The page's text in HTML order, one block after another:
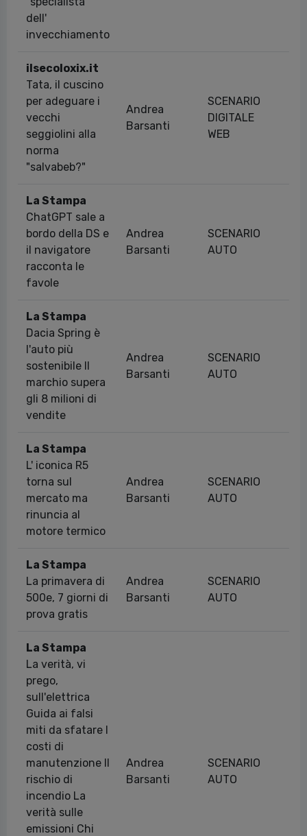
dell'
invecchiamento
ilsecoloxix.it
Tata, il cuscino
per adeguare i
vecchi
seggiolini alla
norma
"salvabeb?"
Andrea
Barsanti
SCENARIO
DIGITALE
WEB
La Stampa
ChatGPT sale a
bordo della DS e
il navigatore
racconta le
favole
Andrea
Barsanti
SCENARIO
AUTO
La Stampa
Dacia Spring è
l'auto più
sostenibile Il
marchio supera
gli 8 milioni di
vendite
Andrea
Barsanti
SCENARIO
AUTO
La Stampa
L' iconica R5
torna sul
mercato ma
rinuncia al
motore termico
Andrea
Barsanti
SCENARIO
AUTO
La Stampa
La primavera di
500e, 7 giorni di
prova gratis
Andrea
Barsanti
SCENARIO
AUTO
La Stampa
La verità, vi
prego,
sull'elettrica
Guida ai falsi
miti da sfatare I
costi di
manutenzione Il
rischio di
incendio La
verità sulle
emissioni Chi
Andrea
Barsanti
SCENARIO
AUTO